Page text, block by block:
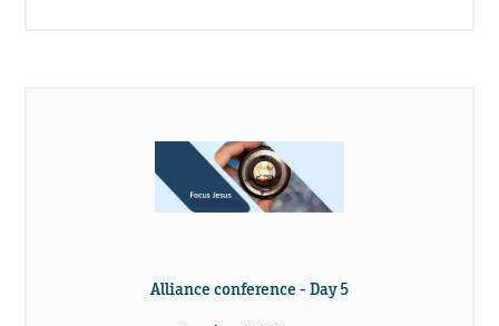
Alliance conference - Day 5